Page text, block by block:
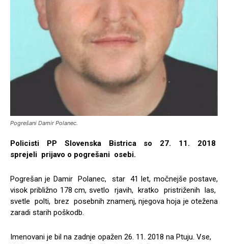
Pogrešani Damir Polanec.
Policisti PP Slovenska Bistrica so 27. 11. 2018
sprejeli prijavo o pogrešani osebi.
Pogrešan je Damir Polanec, star 41 let, močnejše postave,
visok približno 178 cm, svetlo rjavih, kratko pristriženih las,
svetle polti, brez posebnih znamenj, njegova hoja je otežena
zaradi starih poškodb.
Imenovani je bil na zadnje opažen 26. 11. 2018 na Ptuju. Vse,